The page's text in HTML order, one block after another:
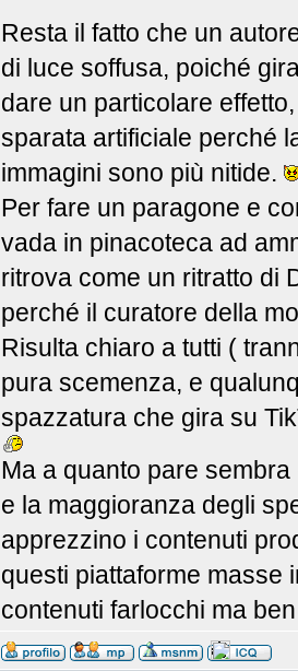
Resta il fatto che un
di luce soffusa, poiché
dare un particolare
sparata artificiale perché
immagini sono più nitide.
Per fare un paragone e
vada in pinacoteca ad
ritrova come un ritratto di
perché il curatore della
Risulta chiaro a tutti (
pura scemenza, e
spazzatura che gira su
Ma a quanto pare
e la maggioranza degli
apprezzino i contenuti
questi piattaforme masse
contenuti farlocchi ma